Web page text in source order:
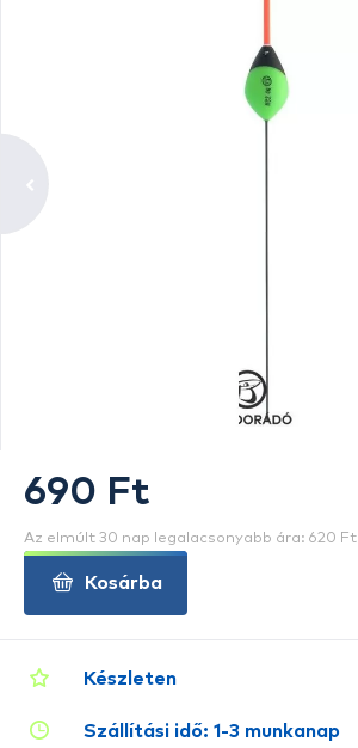
Készleten
Szállítási idő: 1-3 munkanap
690 Ft
Az elmúlt 30 nap legalacsonyabb ára: 620 Ft
Kosárba